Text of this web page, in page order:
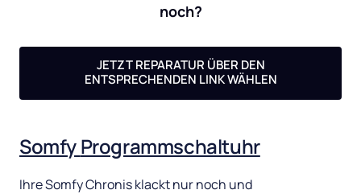
noch?
JETZT REPARATUR ÜBER DEN
ENTSPRECHENDEN LINK WÄHLEN
Somfy Programmschaltuhr
Ihre Somfy Chronis klackt nur noch und